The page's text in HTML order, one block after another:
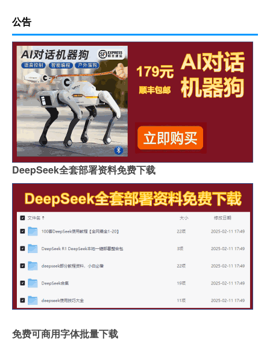
公告
DeepSeek全套部署资料免费下载
免费可商用字体批量下载